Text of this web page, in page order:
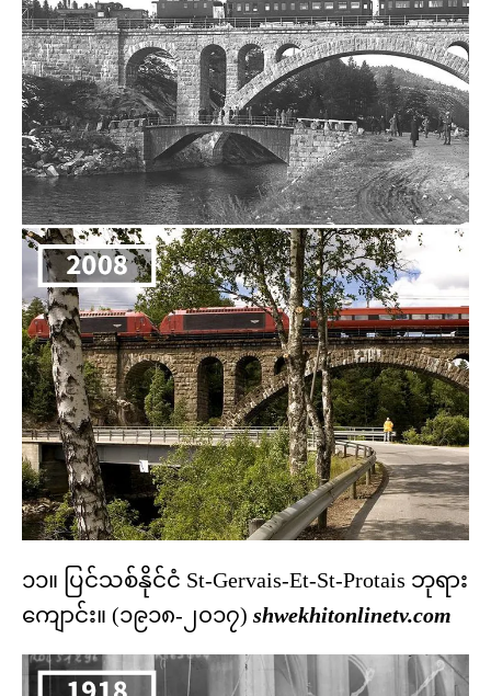
၁၁။ ပြင်သစ်နိုင်ငံ St-Gervais-Et-St-Protais ဘုရား
ကျောင်း။ (၁၉၁၈-၂၀၁၇) shwekhitonlinetv.com